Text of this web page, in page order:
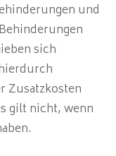
und
sich
Zusatzkosten
gilt nicht, wenn